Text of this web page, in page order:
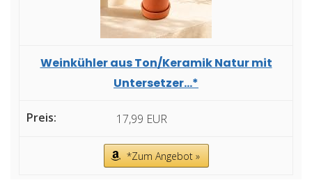
Weinkühler aus Ton/Keramik Natur mit
Untersetzer...*
17,99 EUR
*Zum Angebot »